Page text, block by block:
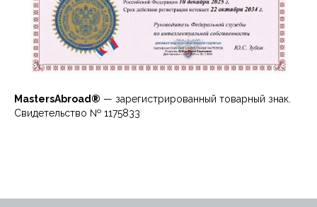
MastersAbroad® — зарегистрированный товарный знак.
Свидетельство № 1175833